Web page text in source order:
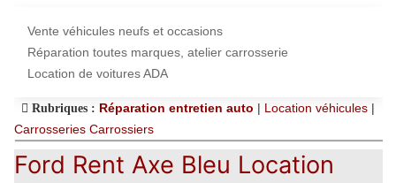
Vente véhicules neufs et occasions
Réparation toutes marques, atelier carrosserie
Location de voitures ADA
Rubriques : Réparation entretien auto | Location véhicules |
Carrosseries Carrossiers
Ford Rent Axe Bleu Location